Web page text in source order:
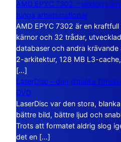
AMD EPYC 7302 – sexton
tunga arbetsstationer
AMD EPYC 7302 är en
kärnor och 32 trådar,
databaser och andra
2-arkitektur, 128 MB L3-
[…]
LaserDisc – den jättelika
DVD
LaserDisc var den stora,
bättre bild, bättre ljud och
Trots att formatet aldrig slog
det en […]